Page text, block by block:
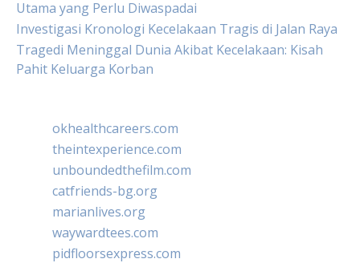
Utama yang Perlu Diwaspadai
Investigasi Kronologi Kecelakaan Tragis di Jalan Raya
Tragedi Meninggal Dunia Akibat Kecelakaan: Kisah
Pahit Keluarga Korban
okhealthcareers.com
theintexperience.com
unboundedthefilm.com
catfriends-bg.org
marianlives.org
waywardtees.com
pidfloorsexpress.com